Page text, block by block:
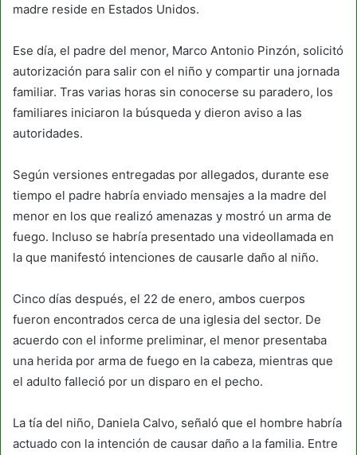
madre reside en Estados Unidos.
Ese día, el padre del menor, Marco Antonio Pinzón, solicitó
autorización para salir con el niño y compartir una jornada
familiar. Tras varias horas sin conocerse su paradero, los
familiares iniciaron la búsqueda y dieron aviso a las
autoridades.
Según versiones entregadas por allegados, durante ese
tiempo el padre habría enviado mensajes a la madre del
menor en los que realizó amenazas y mostró un arma de
fuego. Incluso se habría presentado una videollamada en
la que manifestó intenciones de causarle daño al niño.
Cinco días después, el 22 de enero, ambos cuerpos
fueron encontrados cerca de una iglesia del sector. De
acuerdo con el informe preliminar, el menor presentaba
una herida por arma de fuego en la cabeza, mientras que
el adulto falleció por un disparo en el pecho.
La tía del niño, Daniela Calvo, señaló que el hombre habría
actuado con la intención de causar daño a la familia. Entre